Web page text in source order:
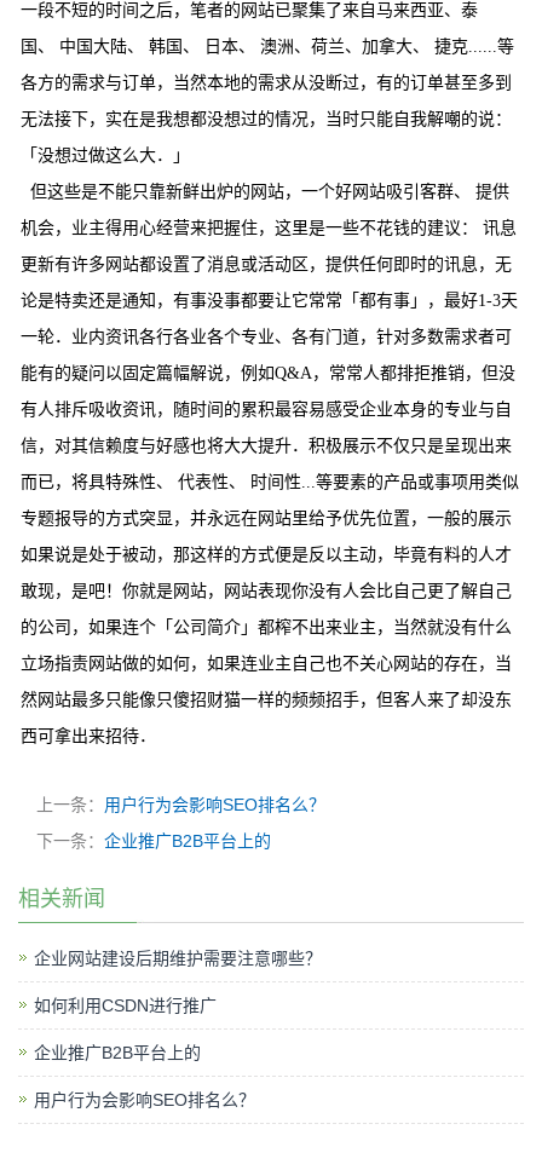
一段不短的时间之后，笔者的网站已聚集了来自马来西亚、泰
国、 中国大陆、 韩国、 日本、 澳洲、荷兰、加拿大、 捷克......等
各方的需求与订单，当然本地的需求从没断过，有的订单甚至多到
无法接下，实在是我想都没想过的情况，当时只能自我解嘲的说：
「没想过做这么大．」
但这些是不能只靠新鲜出炉的网站，一个好网站吸引客群、 提供
机会，业主得用心经营来把握住，这里是一些不花钱的建议： 讯息
更新有许多网站都设置了消息或活动区，提供任何即时的讯息，无
论是特卖还是通知，有事没事都要让它常常「都有事」，最好1-3天
一轮．业内资讯各行各业各个专业、各有门道，针对多数需求者可
能有的疑问以固定篇幅解说，例如Q&A，常常人都排拒推销，但没
有人排斥吸收资讯，随时间的累积最容易感受企业本身的专业与自
信，对其信赖度与好感也将大大提升．积极展示不仅只是呈现出来
而已，将具特殊性、 代表性、 时间性...等要素的产品或事项用类似
专题报导的方式突显，并永远在网站里给予优先位置，一般的展示
如果说是处于被动，那这样的方式便是反以主动，毕竟有料的人才
敢现，是吧！你就是网站，网站表现你没有人会比自己更了解自己
的公司，如果连个「公司简介」都榨不出来业主，当然就没有什么
立场指责网站做的如何，如果连业主自己也不关心网站的存在，当
然网站最多只能像只傻招财猫一样的频频招手，但客人来了却没东
西可拿出来招待．
上一条： 用户行为会影响SEO排名么？
下一条： 企业推广B2B平台上的
相关新闻
企业网站建设后期维护需要注意哪些？
如何利用CSDN进行推广
企业推广B2B平台上的
用户行为会影响SEO排名么？